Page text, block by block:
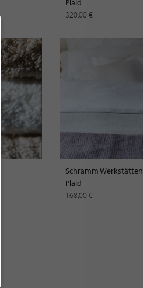
Plaid
320,00 €
Schramm Werkstätten
Plaid
168,00 €